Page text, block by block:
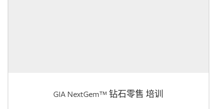
GIA NextGem™ 钻石零售 培训